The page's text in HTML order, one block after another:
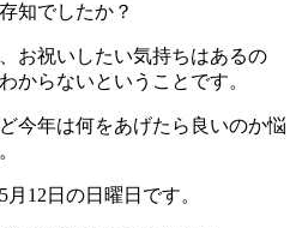
知でしたか？
お祝いしたい気持ちはあるの
からないということです。
今年は何をあげたら良いのか悩
12日の日曜日です。